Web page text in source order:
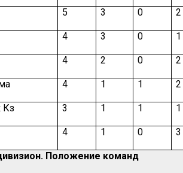
5 3 0 2
4 3 0 1
4 2 0 2
4 1 1 2
Кз 3 1 1 1
4 1 0 3
Положение команд